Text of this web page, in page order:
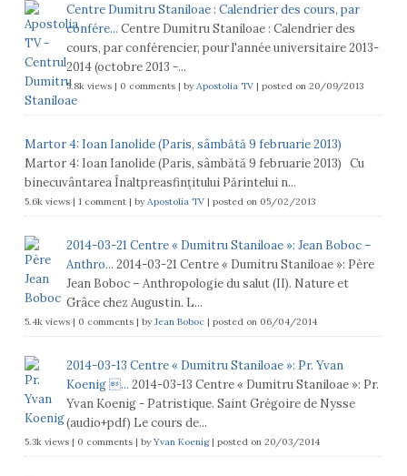
Centre Dumitru Staniloae : Calendrier des cours, par
confére... Centre Dumitru Staniloae : Calendrier des
cours, par conférencier, pour l'année universitaire 2013-
2014 (octobre 2013 -...
5.8k views| 0 comments| byApostolia TV| posted on 20/09/2013
Martor 4: Ioan Ianolide (Paris, sâmbătă 9 februarie 2013)
Martor 4: Ioan Ianolide (Paris, sâmbătă 9 februarie 2013) Cu
binecuvântarea Înaltpreasfinţitului Părintelui n...
5.6k views| 1 comment| byApostolia TV| posted on 05/02/2013
2014-03-21 Centre « Dumitru Staniloae »: Jean Boboc –
Anthro... 2014-03-21 Centre « Dumitru Staniloae »: Père
Jean Boboc – Anthropologie du salut (II). Nature et
Grâce chez Augustin. L...
5.4k views| 0 comments| byJean Boboc| posted on 06/04/2014
2014-03-13 Centre « Dumitru Staniloae »: Pr. Yvan
Koenig ... 2014-03-13 Centre « Dumitru Staniloae »: Pr.
Yvan Koenig - Patristique. Saint Grégoire de Nysse
(audio+pdf) Le cours de...
5.3k views| 0 comments| byYvan Koenig| posted on 20/03/2014